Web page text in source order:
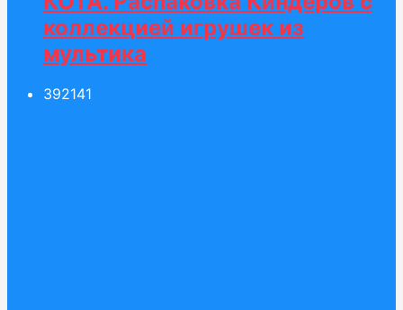
коллекцией игрушек из
мультика
392141